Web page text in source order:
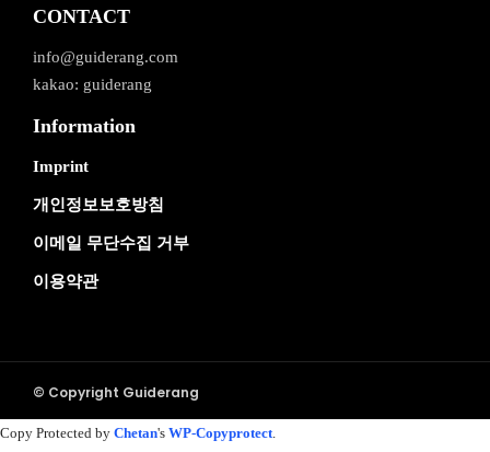
CONTACT
info@guiderang.com
kakao: guiderang
Information
Imprint
개인정보보호방침
이메일 무단수집 거부
이용약관
© Copyright Guiderang
Copy Protected by Chetan's WP-Copyprotect